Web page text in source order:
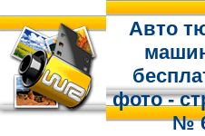
Авто
фото -
№